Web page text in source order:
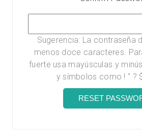
Sugerencia: La contraseña
menos doce caracteres.
fuerte usa mayúsculas y
y símbolos como ! " ?